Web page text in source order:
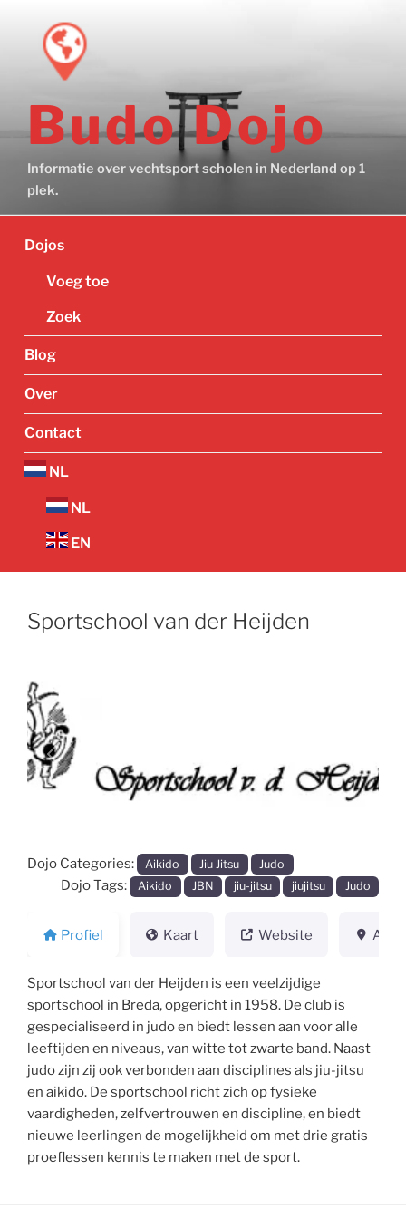
Budo Dojo
Informatie over vechtsport scholen in Nederland op 1
plek.
Dojos
Voeg toe
Zoek
Blog
Over
Contact
NL
NL
EN
Sportschool van der Heijden
Vorige
Dojo Categories: Aikido Jiu Jitsu Judo
Dojo Tags: Aikido JBN jiu-jitsu jiujitsu Judo
Profiel Kaart Website
Sportschool van der Heijden is een veelzijdige
sportschool in Breda, opgericht in 1958. De club is
gespecialiseerd in judo en biedt lessen aan voor alle
leeftijden en niveaus, van witte tot zwarte band. Naast
judo zijn zij ook verbonden aan disciplines als jiu-jitsu
en aikido. De sportschool richt zich op fysieke
vaardigheden, zelfvertrouwen en discipline, en biedt
nieuwe leerlingen de mogelijkheid om met drie gratis
proeflessen kennis te maken met de sport.